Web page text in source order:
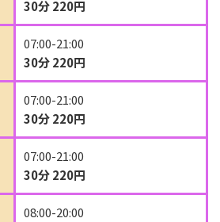
30分 220円
07:00-21:00
30分 220円
07:00-21:00
30分 220円
07:00-21:00
30分 220円
08:00-20:00